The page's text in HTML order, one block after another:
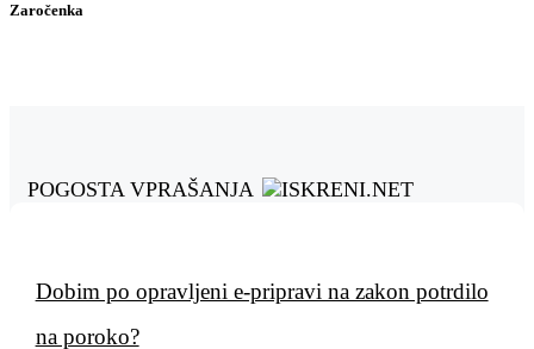
Zaročenka
POGOSTA VPRAŠANJA
Dobim po opravljeni e-pripravi na zakon potrdilo
na poroko?